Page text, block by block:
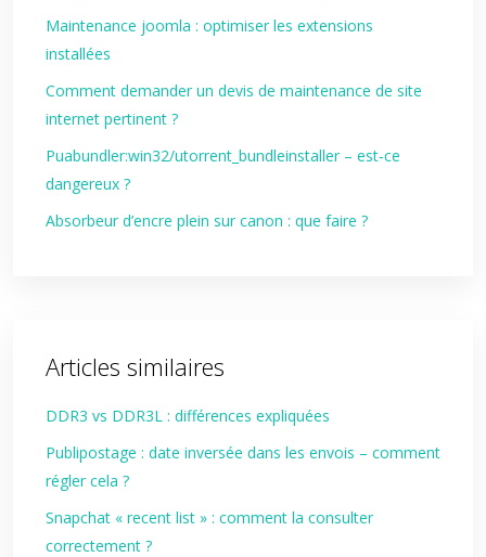
Maintenance joomla : optimiser les extensions
installées
Comment demander un devis de maintenance de site
internet pertinent ?
Puabundler:win32/utorrent_bundleinstaller – est‑ce
dangereux ?
Absorbeur d’encre plein sur canon : que faire ?
Articles similaires
DDR3 vs DDR3L : différences expliquées
Publipostage : date inversée dans les envois – comment
régler cela ?
Snapchat « recent list » : comment la consulter
correctement ?